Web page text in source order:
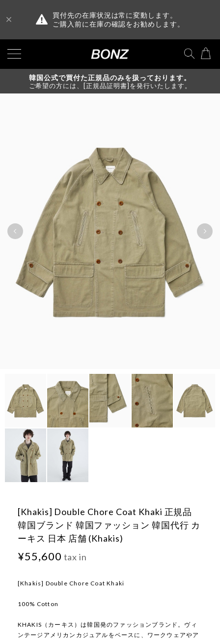
買付先の在庫状況は常に変動します。
ご購入前に在庫の確認をお勧めします。
韓国公式で買付た正規品のみを扱っております。
ご希望の方には、[正規品証明書]を発行いたします。
[Khakis] Double Chore Coat Khaki 正規品
韓国ブランド 韓国ファッション 韓国代行 カ
ーキス 日本 店舗 (Khakis)
¥55,600 tax in
[Khakis] Double Chore Coat Khaki
100% Cotton
KHAKIS（カーキス）は韓国発のファッションブランド。ヴィ
ンテージアメリカンカジュアルをベースに、ワークウェアやア